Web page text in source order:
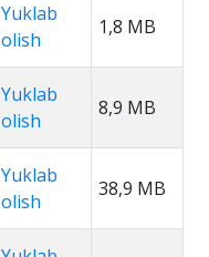
Yuklab
olish
1,8 MB
Yuklab
olish
8,9 MB
Yuklab
olish
38,9 MB